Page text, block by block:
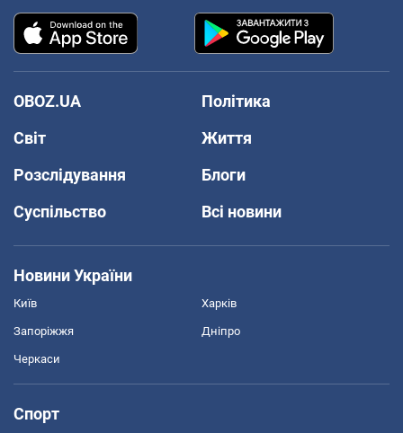
OBOZ.UA
Політика
Світ
Життя
Розслідування
Блоги
Суспільство
Всі новини
Новини України
Київ Харків
Запоріжжя Дніпро
Черкаси
Спорт